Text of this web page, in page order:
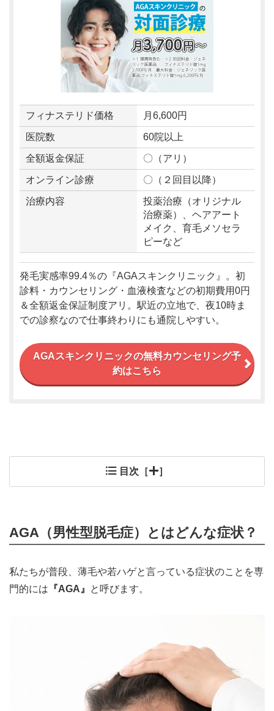
フィナステリド価格 月6,600円
医院数 60院以上
全額返金保証 〇（アリ）
オンライン診療 〇（２回目以降）
治療内容
投薬治療（オリジナル
治療薬）、ヘアアート
メイク、育毛メソセラ
ピーなど
発毛実感率99.4％の『AGAスキンクリニック』。初
診料・カウンセリング・血液検査などの初期費用0円
＆全額返金保証制度アリ。駅近の立地で、夜10時ま
での診察なので仕事終わりにも通院しやすい。
AGAスキンクリニックの無料カウンセリング予
約はこちら
目次［ ］
AGA（男性型脱毛症）とはどんな症状？
私たちが普段、薄毛や若ハゲと言っている症状のことを専
門的には 『AGA』 と呼びます。